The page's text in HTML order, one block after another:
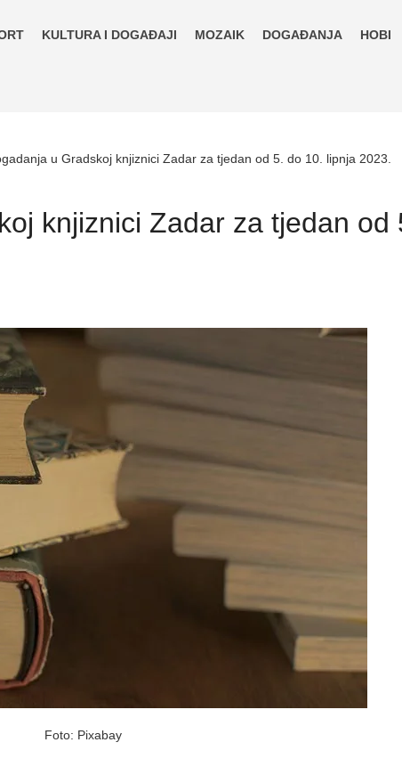
KULTURA I DOGAĐAJI MOZAIK DOGAĐANJA HOBI
u Gradskoj knjiznici Zadar za tjedan od 5. do 10. lipnja 2023.
knjiznici Zadar za tjedan od
Foto: Pixabay